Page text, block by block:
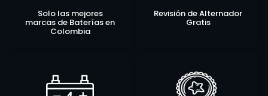
Solo las mejores
marcas de Baterías en
Colombia
Revisión de Alternador
Gratis